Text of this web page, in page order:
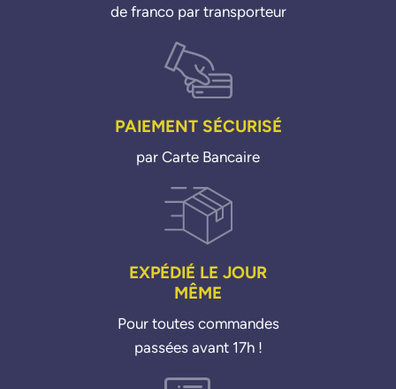
de franco par transporteur
PAIEMENT SÉCURISÉ
par Carte Bancaire
EXPÉDIÉ LE JOUR
MÊME
Pour toutes commandes
passées avant 17h !